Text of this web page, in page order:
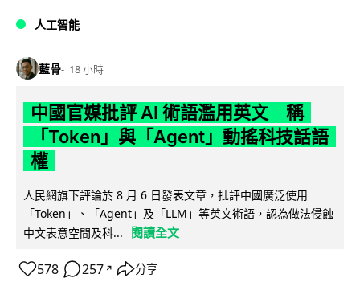
人工智能
藍骨 18 小時
中國官媒批評 AI 術語濫用英文 稱
「Token」與「Agent」動搖科技話語
權
人民網旗下評論於 8 月 6 日發表文章，批評中國廣泛使用
「Token」、「Agent」及「LLM」等英文術語，認為做法侵蝕
中文表意空間及科...
閱讀全文
578 257 ↗ 分享